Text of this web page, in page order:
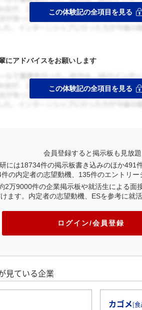
にアドバイスをお願いします
会員登録すると掲示板も見放題
には18734件の掲示板書き込みのほか491
件の内定者の志望動機、 135件のエントリー
2万9000件の企業掲示板や就活生による面
ます。内定者の志望動機、ESを参考に就
ログイン/会員登録
見ている企業
カゴメ[